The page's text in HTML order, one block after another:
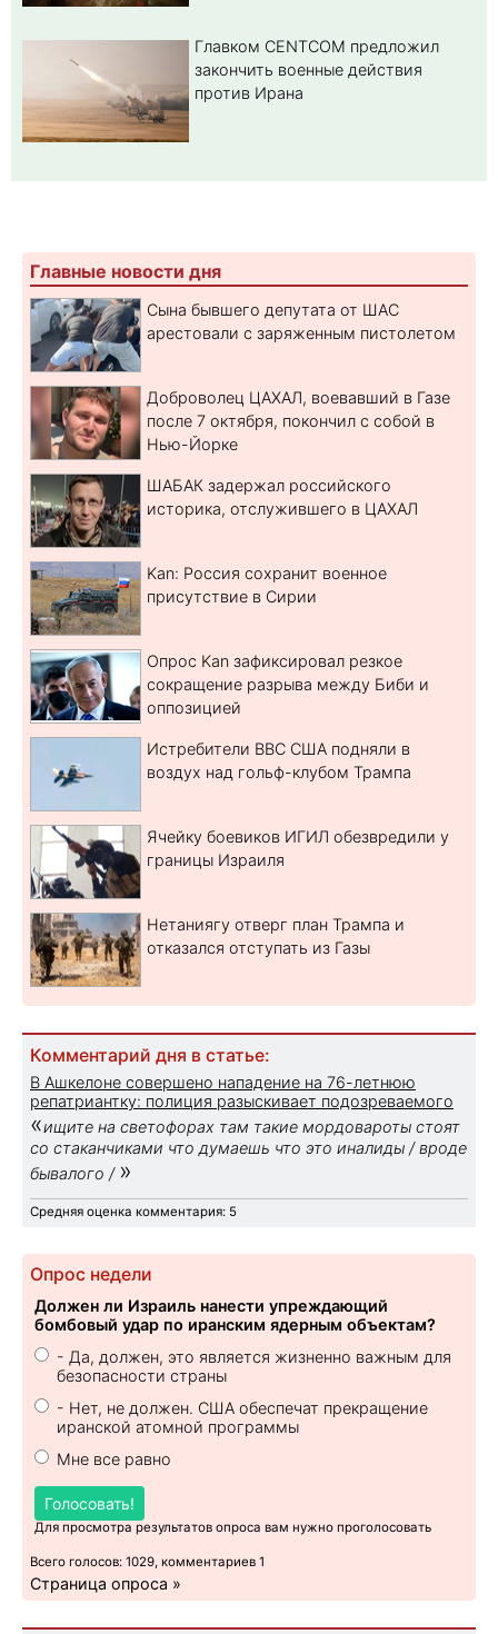
Главком CENTCOM предложил
закончить военные действия
против Ирана
Главные новости дня
Сына бывшего депутата от ШАС
арестовали с заряженным пистолетом
Доброволец ЦАХАЛ, воевавший в Газе
после 7 октября, покончил с собой в
Нью-Йорке
ШАБАК задержал российского
историка, отслужившего в ЦАХАЛ
Kan: Россия сохранит военное
присутствие в Сирии
Опрос Kan зафиксировал резкое
сокращение разрыва между Биби и
оппозицией
Истребители ВВС США подняли в
воздух над гольф-клубом Трампа
Ячейку боевиков ИГИЛ обезвредили у
границы Израиля
Нетаниягу отверг план Трампа и
отказался отступать из Газы
Комментарий дня в статье:
В Ашкелоне совершено нападение на 76-летнюю
репатриантку: полиция разыскивает подозреваемого
«ищите на светофорах там такие мордовароты стоят
со стаканчиками что думаешь что это иналиды / вроде
бывалого / »
Средняя оценка комментария: 5
Опрос недели
Должен ли Израиль нанести упреждающий
бомбовый удар по иранским ядерным объектам?
- Да, должен, это является жизненно важным для
безопасности страны
- Нет, не должен. США обеспечат прекращение
иранской атомной программы
Мне все равно
Голосовать!
Для просмотра результатов опроса вам нужно проголосовать
Всего голосов: 1029, комментариев 1
Страница опроса »